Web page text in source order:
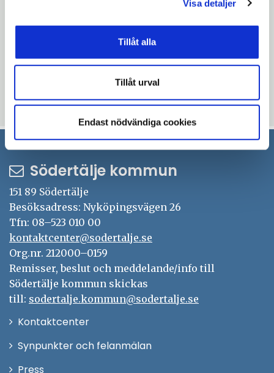
Visa detaljer
Tillåt alla
Tillåt urval
Endast nödvändiga cookies
har i år, säger Klara Henning och syftar på
sommarplatserna i Geneta och Brunnsäng.
Du kan läsa mer om årets sommarplatser
Uppdaterad: 2024-05-27
Södertälje kommun
151 89 Södertälje
Besöksadress: Nyköpingsvägen 26
Tfn: 08–523 010 00
kontaktcenter@sodertalje.se
Org.nr. 212000–0159
Remisser, beslut och meddelande/info till
Södertälje kommun skickas
till: sodertalje.kommun@sodertalje.se
KontaktcenterÖppna
Synpunkter och felanmälan
Press